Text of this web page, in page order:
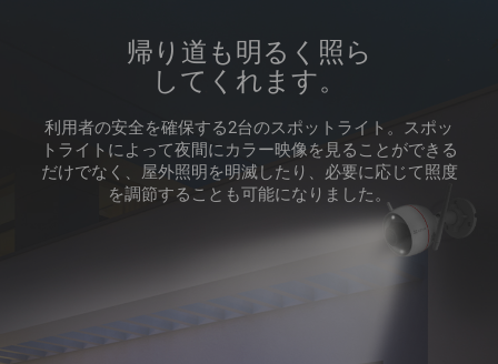
帰り道も明るく照ら
してくれます。
利用者の安全を確保する2台のスポットライト。スポッ
トライトによって夜間にカラー映像を見ることができる
だけでなく、屋外照明を明滅したり、必要に応じて照度
を調節することも可能になりました。